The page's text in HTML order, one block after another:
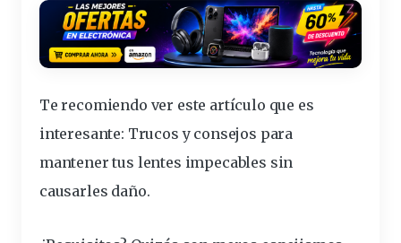
Te recomiendo ver este artículo que es
interesante: Trucos y consejos para
mantener tus lentes impecables sin
causarles daño.